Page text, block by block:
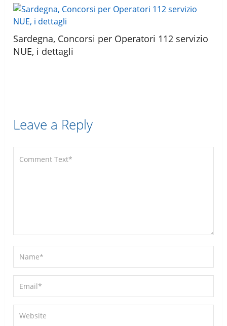
Sardegna, Concorsi per Operatori 112 servizio
NUE, i dettagli
Leave a Reply